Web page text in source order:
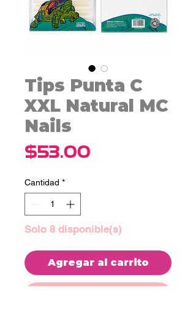
Tips Punta C
XXL Natural MC
Nails
$53.00
Cantidad *
Solo 8 disponible(s)
Agregar al carrito